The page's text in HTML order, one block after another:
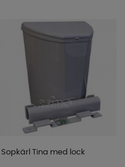
Sopkärl Tina med lock